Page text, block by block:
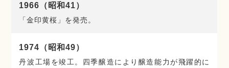
1966（昭和41）
「金印黄桜」を発売。
1974（昭和49）
丹波工場を竣工。四季醸造により醸造能力が飛躍的に